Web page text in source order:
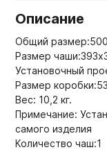
Описание
Общий
Размер
Установочный
Размер
Вес: 10,2 кг.
Примечание:
самого изделия
Количество чаш:1